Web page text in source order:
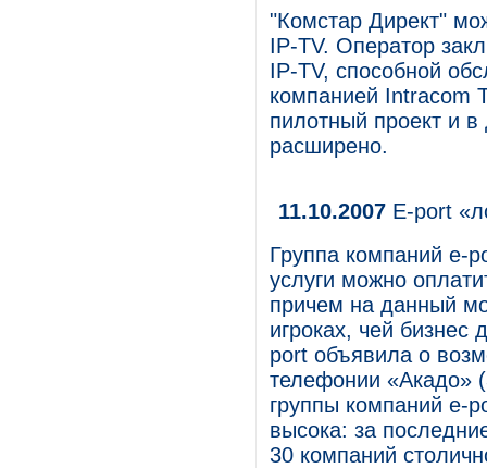
"Комстар Директ"
IP-TV. Оператор
IP-TV, способной
компанией Intracom
пилотный проект и
расширено.
11.10.2007 E-port
Группа компаний e-
услуги можно
причем на данный
игроках, чей бизнес
port объявила о
телефонии «Акадо»
группы компаний e-
высока: за
30 компаний